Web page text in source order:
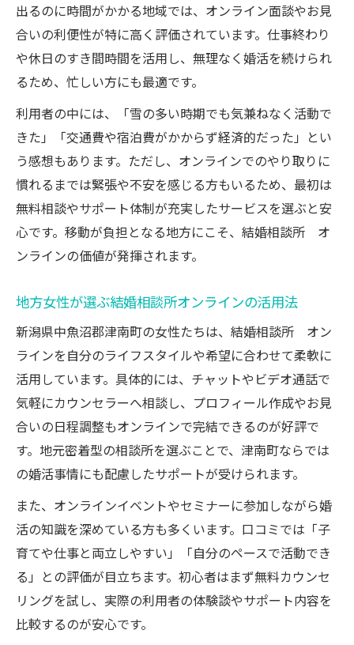
出るのに時間がかかる地域では、オンライン面談やお見
合いの利便性が特に高く評価されています。仕事終わり
や休日のすき間時間を活用し、無理なく婚活を続けられ
るため、忙しい方にも最適です。
利用者の中には、「雪の多い時期でも気兼ねなく活動で
きた」「交通費や宿泊費がかからず経済的だった」とい
う感想もあります。ただし、オンラインでのやり取りに
慣れるまでは緊張や不安を感じる方もいるため、最初は
無料相談やサポート体制が充実したサービスを選ぶと安
心です。移動が負担となる地方にこそ、結婚相談所 オ
ンラインの価値が発揮されます。
地方女性が選ぶ結婚相談所オンラインの活用法
新潟県中魚沼郡津南町の女性たちは、結婚相談所 オン
ラインを自分のライフスタイルや希望に合わせて柔軟に
活用しています。具体的には、チャットやビデオ通話で
気軽にカウンセラーへ相談し、プロフィール作成やお見
合いの日程調整もオンラインで完結できるのが好評で
す。地元密着型の相談所を選ぶことで、津南町ならでは
の婚活事情にも配慮したサポートが受けられます。
また、オンラインイベントやセミナーに参加しながら婚
活の知識を深めている方も多くいます。口コミでは「子
育てや仕事と両立しやすい」「自分のペースで活動でき
る」との評価が目立ちます。初心者はまず無料カウンセ
リングを試し、実際の利用者の体験談やサポート内容を
比較するのが安心です。